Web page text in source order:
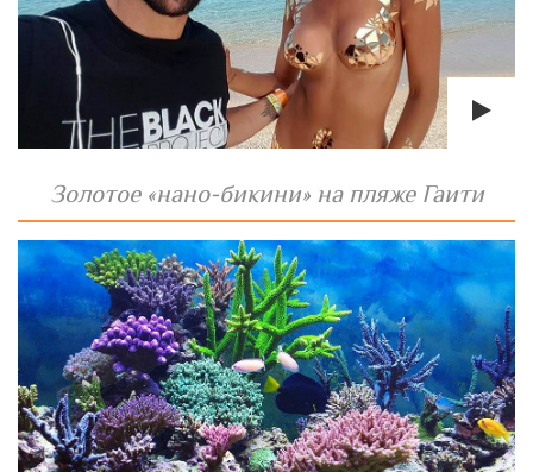
Золотое «нано-бикини» на пляже Гаити